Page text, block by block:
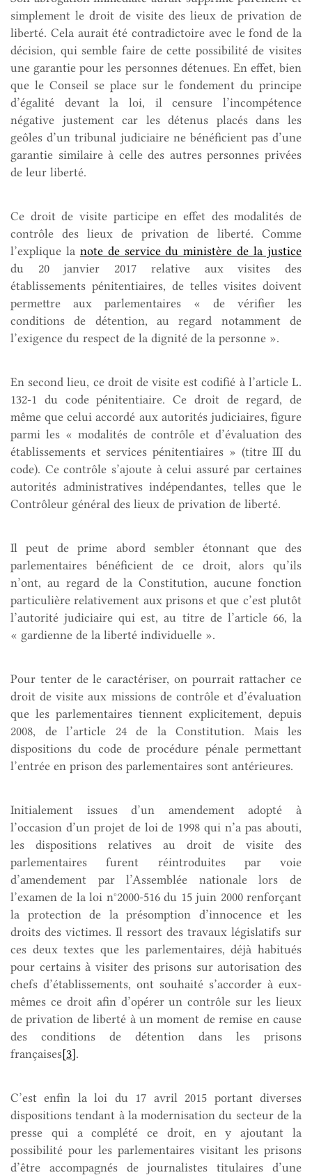
simplement le droit de visite des lieux de privation de
liberté. Cela aurait été contradictoire avec le fond de la
décision, qui semble faire de cette possibilité de visites
une garantie pour les personnes détenues. En effet, bien
que le Conseil se place sur le fondement du principe
d’égalité devant la loi, il censure l’incompétence
négative justement car les détenus placés dans les
geôles d’un tribunal judiciaire ne bénéficient pas d’une
garantie similaire à celle des autres personnes privées
de leur liberté.
Ce droit de visite participe en effet des modalités de
contrôle des lieux de privation de liberté. Comme
l’explique la note de service du ministère de la justice
du 20 janvier 2017 relative aux visites des
établissements pénitentiaires, de telles visites doivent
permettre aux parlementaires « de vérifier les
conditions de détention, au regard notamment de
l’exigence du respect de la dignité de la personne ».
En second lieu, ce droit de visite est codifié à l’article L.
132-1 du code pénitentiaire. Ce droit de regard, de
même que celui accordé aux autorités judiciaires, figure
parmi les « modalités de contrôle et d’évaluation des
établissements et services pénitentiaires » (titre III du
code). Ce contrôle s’ajoute à celui assuré par certaines
autorités administratives indépendantes, telles que le
Contrôleur général des lieux de privation de liberté.
Il peut de prime abord sembler étonnant que des
parlementaires bénéficient de ce droit, alors qu’ils
n’ont, au regard de la Constitution, aucune fonction
particulière relativement aux prisons et que c’est plutôt
l’autorité judiciaire qui est, au titre de l’article 66, la
« gardienne de la liberté individuelle ».
Pour tenter de le caractériser, on pourrait rattacher ce
droit de visite aux missions de contrôle et d’évaluation
que les parlementaires tiennent explicitement, depuis
2008, de l’article 24 de la Constitution. Mais les
dispositions du code de procédure pénale permettant
l’entrée en prison des parlementaires sont antérieures.
Initialement issues d’un amendement adopté à
l’occasion d’un projet de loi de 1998 qui n’a pas abouti,
les dispositions relatives au droit de visite des
parlementaires furent réintroduites par voie
d’amendement par l’Assemblée nationale lors de
l’examen de la loi n°2000-516 du 15 juin 2000 renforçant
la protection de la présomption d’innocence et les
droits des victimes. Il ressort des travaux législatifs sur
ces deux textes que les parlementaires, déjà habitués
pour certains à visiter des prisons sur autorisation des
chefs d’établissements, ont souhaité s’accorder à eux-
mêmes ce droit afin d’opérer un contrôle sur les lieux
de privation de liberté à un moment de remise en cause
des conditions de détention dans les prisons
françaises[3].
C’est enfin la loi du 17 avril 2015 portant diverses
dispositions tendant à la modernisation du secteur de la
presse qui a complété ce droit, en y ajoutant la
possibilité pour les parlementaires visitant les prisons
d’être accompagnés de journalistes titulaires d’une